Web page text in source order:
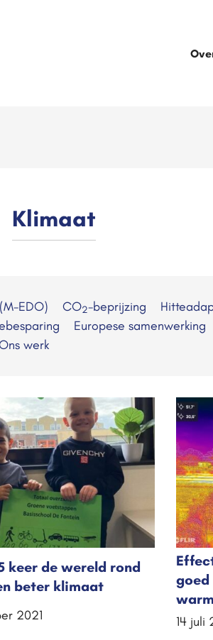
Klimaat
EDO) CO2-beprijzing
Europese samenwerking
werk
keer de wereld rond
beter klimaat
2021
14 juli